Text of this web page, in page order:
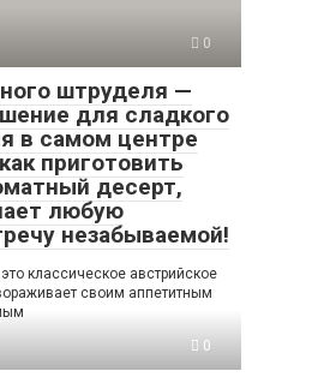
0
штруделя —
для сладкого
в самом центре
приготовить
десерт,
любую
незабываемой!
классическое австрийское
своим аппетитным
0